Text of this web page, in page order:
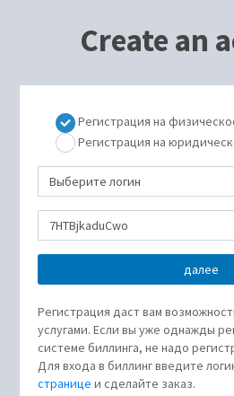
Create an
Регистрация на
Регистрация на
Регистрация даст вам
услугами. Если вы уже однажды
системе биллинга, не надо
Для входа в биллинг введите
странице и сделайте заказ.